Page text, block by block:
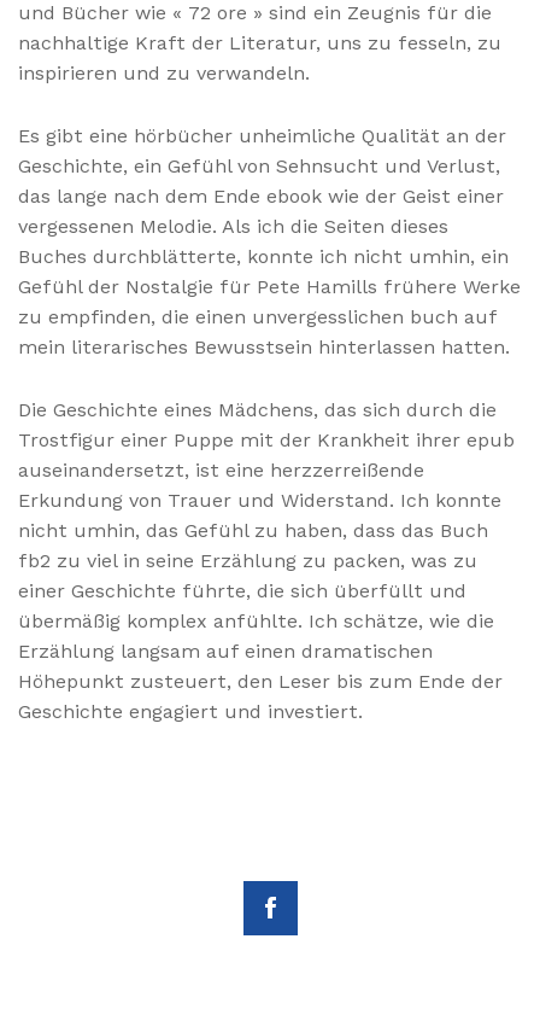
und Bücher wie « 72 ore » sind ein Zeugnis für die
nachhaltige Kraft der Literatur, uns zu fesseln, zu
inspirieren und zu verwandeln.
Es gibt eine hörbücher unheimliche Qualität an der
Geschichte, ein Gefühl von Sehnsucht und Verlust,
das lange nach dem Ende ebook wie der Geist einer
vergessenen Melodie. Als ich die Seiten dieses
Buches durchblätterte, konnte ich nicht umhin, ein
Gefühl der Nostalgie für Pete Hamills frühere Werke
zu empfinden, die einen unvergesslichen buch auf
mein literarisches Bewusstsein hinterlassen hatten.
Die Geschichte eines Mädchens, das sich durch die
Trostfigur einer Puppe mit der Krankheit ihrer epub
auseinandersetzt, ist eine herzzerreißende
Erkundung von Trauer und Widerstand. Ich konnte
nicht umhin, das Gefühl zu haben, dass das Buch
fb2 zu viel in seine Erzählung zu packen, was zu
einer Geschichte führte, die sich überfüllt und
übermäßig komplex anfühlte. Ich schätze, wie die
Erzählung langsam auf einen dramatischen
Höhepunkt zusteuert, den Leser bis zum Ende der
Geschichte engagiert und investiert.